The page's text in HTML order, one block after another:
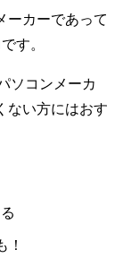
ーカーであって
す。
ソコンメーカ
ない方にはおす
！